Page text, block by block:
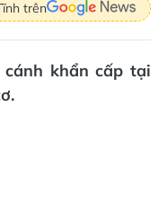
trên
khẩn cấp tại